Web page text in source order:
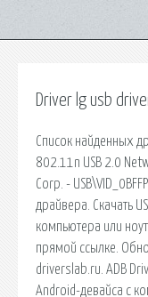
Driver lg usb
Список найденных
802.11n USB 2.0
Corp. -
драйвера. Скачать
компьютера или
прямой ссылке.
driverslab.ru. ADB
Android-девайса с